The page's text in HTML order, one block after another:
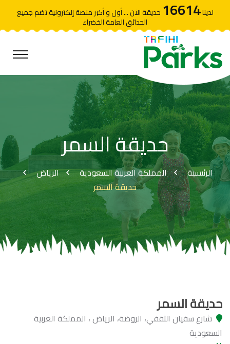
لدينا16614 حديقة الآن ... أول و أكبر منصة إلكترونية تضم جميع
الحدائق العامة الخضراء
حديقة السمر
الرئيسية المملكة العربية السعودية
الرياض
حديقة السمر
حديقة السمر
شارع سفيان الثقفي، الروضة، الرياض ، المملكة العربية
السعودية